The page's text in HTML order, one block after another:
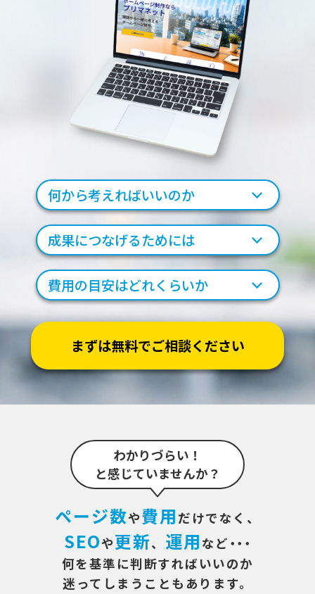
何から考えればいいのか
成果につなげるためには
費用の目安はどれくらいか
まずは無料でご相談ください
わかりづらい！
と感じていませんか？
ページ数や費用 だけでなく、
SEOや更新、 運用 など ・・・
何を基準に判断すればいいのか
迷ってしまうこともあります。